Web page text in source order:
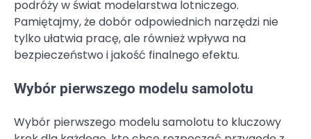
podróży w świat modelarstwa lotniczego.
Pamiętajmy, że dobór odpowiednich narzędzi nie
tylko ułatwia pracę, ale również wpływa na
bezpieczeństwo i jakość finalnego efektu.
Wybór pierwszego modelu samolotu
Wybór pierwszego modelu samolotu to kluczowy